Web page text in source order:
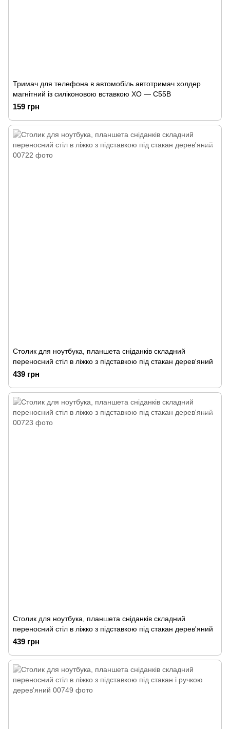
Тримач для телефона в автомобіль автотримач холдер
магнітний із силіконовою вставкою XO — C55B
159 грн
Столик для ноутбука, планшета сніданків складний
переносний стіл в ліжко з підставкою під стакан дерев'яний
439 грн
Столик для ноутбука, планшета сніданків складний
переносний стіл в ліжко з підставкою під стакан дерев'яний
439 грн